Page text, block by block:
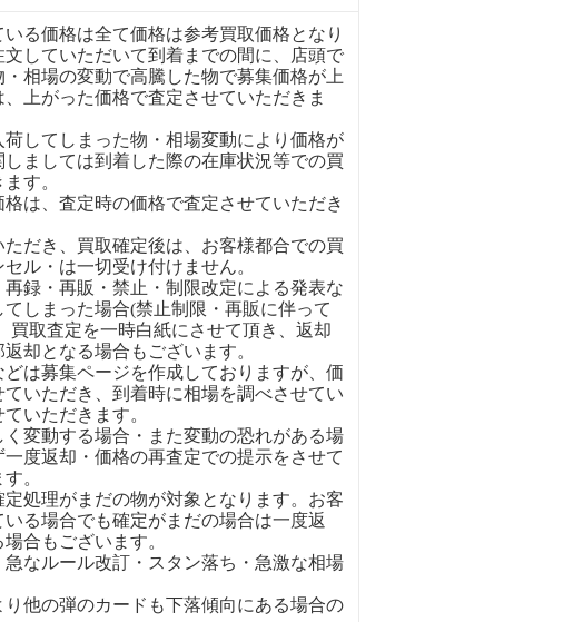
いる価格は全て価格は参考買取価格となり
文していただいて到着までの間に、店頭で
相場の変動で高騰した物で募集価格が上
上がった価格で査定させていただきま
荷してしまった物・相場変動により価格が
ましては到着した際の在庫状況等での買
す。
格は、査定時の価格で査定させていただき
ただき、買取確定後は、お客様都合での買
ル・は一切受け付けません。
再録・再販・禁止・制限改定による発表な
しまった場合(禁止制限・再販に伴って
買取査定を一時白紙にさせて頂き、返却
却となる場合もございます。
どは募集ページを作成しておりますが、価
いただき、到着時に相場を調べさせてい
いただきます。
く変動する場合・また変動の恐れがある場
度返却・価格の再査定での提示をさせて
。
処理がまだの物が対象となります。お客
る場合でも確定がまだの場合は一度返
合もございます。
なルール改訂・スタン落ち・急激な相場
他の弾のカードも下落傾向にある場合の